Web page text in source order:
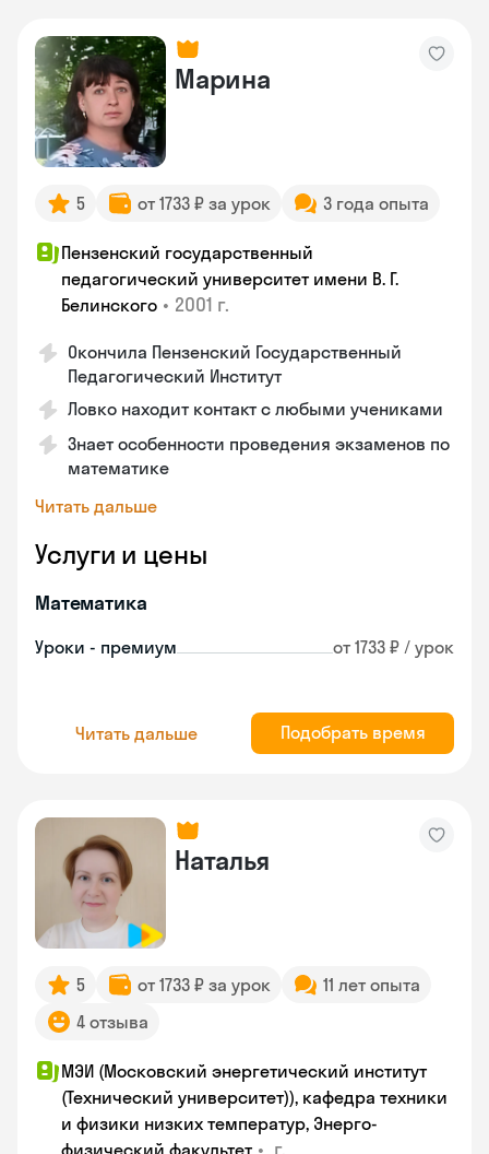
Марина
5 от 1733 ₽ за урок 3 года опыта
Пензенский государственный
педагогический университет имени В. Г.
Белинского • 2001 г.
Окончила Пензенский Государственный
Педагогический Институт
Ловко находит контакт с любыми учениками
Знает особенности проведения экзаменов по
математике
Читать дальше
Услуги и цены
Математика
Уроки - премиум от 1733 ₽ / урок
Читать дальше Подобрать время
Наталья
5 от 1733 ₽ за урок
11 лет опыта
4 отзыва
МЭИ (Московский энергетический институт
(Технический университет)), кафедра техники
и физики низких температур, Энерго-
физический факультет